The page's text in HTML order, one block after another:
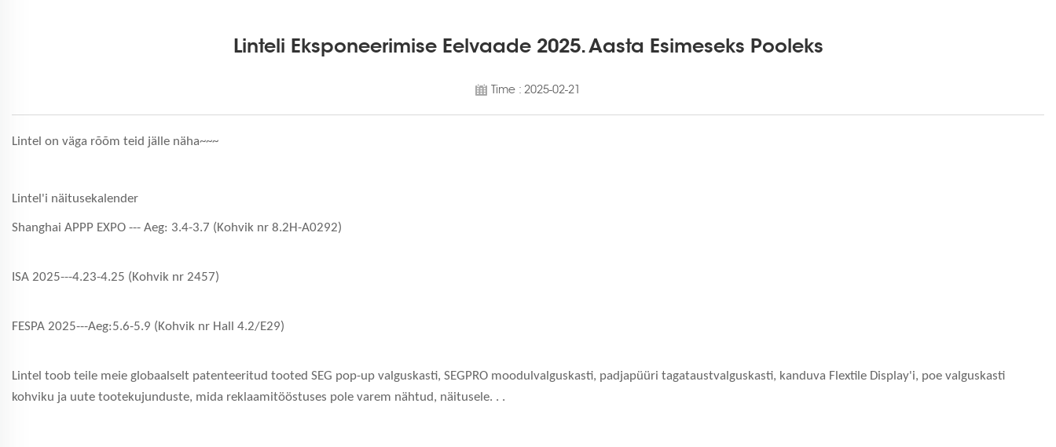
Linteli Eksponeerimise Eelvaade 2025. Aasta Esimeseks Pooleks
Time : 2025-02-21
Lintel on väga rõõm teid jälle näha~~~
Lintel'i näitusekalender
Shanghai APPP EXPO --- Aeg: 3.4-3.7 (Kohvik nr 8.2H-A0292)
ISA 2025---4.23-4.25 (Kohvik nr 2457)
FESPA 2025---Aeg:5.6-5.9 (Kohvik nr Hall 4.2/E29)
Lintel toob teile meie globaalselt patenteeritud tooted SEG pop-up valguskasti, SEGPRO moodulvalguskasti, padjapüüri tagataustvalguskasti, kanduva Flextile Display'i, poe valguskasti
kohviku ja uute tootekujunduste, mida reklaamitööstuses pole varem nähtud, näitusele. . .